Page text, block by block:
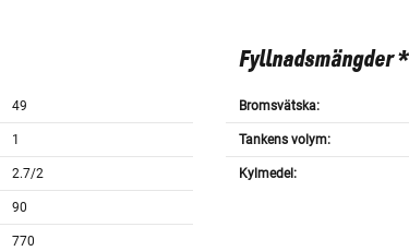
49
1
2.7/2
90
770
Fyllnadsmängder *
Bromsvätska:
Tankens volym:
Kylmedel: